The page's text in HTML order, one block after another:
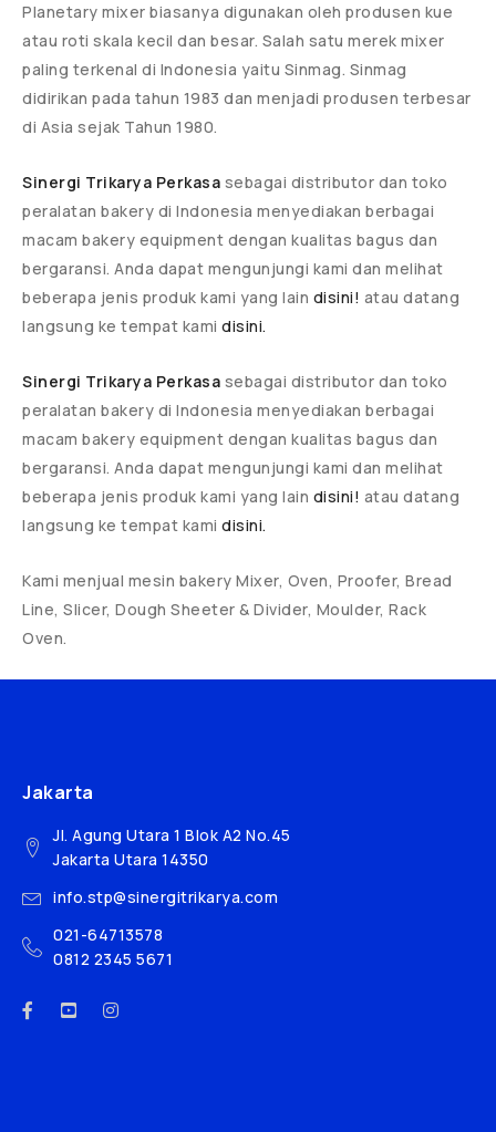
Planetary mixer biasanya digunakan oleh produsen kue
atau roti skala kecil dan besar. Salah satu merek mixer
paling terkenal di Indonesia yaitu Sinmag. Sinmag
didirikan pada tahun 1983 dan menjadi produsen terbesar
di Asia sejak Tahun 1980.
Sinergi Trikarya Perkasa sebagai distributor dan toko
peralatan bakery di Indonesia menyediakan berbagai
macam bakery equipment dengan kualitas bagus dan
bergaransi. Anda dapat mengunjungi kami dan melihat
beberapa jenis produk kami yang lain disini! atau datang
langsung ke tempat kami disini.
Sinergi Trikarya Perkasa sebagai distributor dan toko
peralatan bakery di Indonesia menyediakan berbagai
macam bakery equipment dengan kualitas bagus dan
bergaransi. Anda dapat mengunjungi kami dan melihat
beberapa jenis produk kami yang lain disini! atau datang
langsung ke tempat kami disini.
Kami menjual mesin bakery Mixer, Oven, Proofer, Bread
Line, Slicer, Dough Sheeter & Divider, Moulder, Rack
Oven.
Jakarta
Jl. Agung Utara 1 Blok A2 No.45
Jakarta Utara 14350
info.stp@sinergitrikarya.com
021-64713578
0812 2345 5671